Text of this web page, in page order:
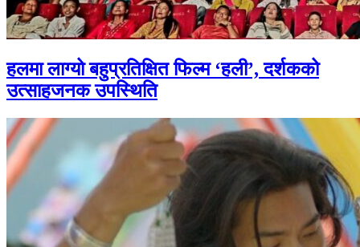
हलमा लाग्यो बहुप्रतिक्षित फिल्म ‘हली’, दर्शकको
उत्साहजनक उपस्थिति